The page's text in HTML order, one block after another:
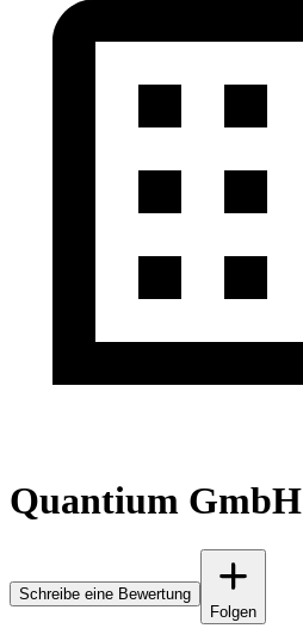
Quantium GmbH
Schreibe eine Bewertung
Folgen